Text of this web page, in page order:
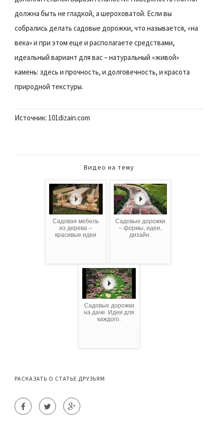
должна быть не гладкой, а шероховатой. Если вы
собрались делать садовые дорожки, что называется, «на
века» и при этом еще и располагаете средствами,
идеальный вариант для вас – натуральный «живой»
камень: здесь и прочность, и долговечность, и красота
природной текстуры.
Источник: 101dizain.com
Видео на тему
Садовая мебель
из дерева --
красивые идеи
Садовые дорожки
– формы, идеи,
дизайн.
Садовые дорожки
на даче. Идеи для
каждого.
РАСКАЗАТЬ О СТАТЬЕ ДРУЗЬЯМ